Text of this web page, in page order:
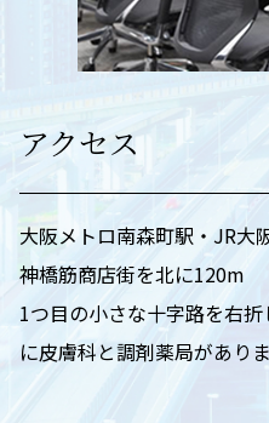
アクセス
大阪メトロ南森町駅・JR大
神橋筋商店街を北に120m
1つ目の小さな十字路を右
に皮膚科と調剤薬局があり